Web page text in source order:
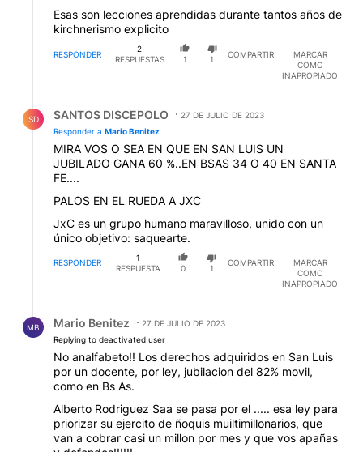
Esas son lecciones aprendidas durante tantos años de
kirchnerismo explicito
RESPONDER
2
RESPUESTAS
1 1
COMPARTIR
MARCAR
COMO
INAPROPIADO
SD SANTOS DISCEPOLO
27 DE JULIO DE 2023
Responder a Mario Benitez
MIRA VOS O SEA EN QUE EN SAN LUIS UN
JUBILADO GANA 60 %..EN BSAS 34 O 40 EN SANTA
FE....
PALOS EN EL RUEDA A JXC
JxC es un grupo humano maravilloso, unido con un
único objetivo: saquearte.
RESPONDER
1
RESPUESTA
0 1
COMPARTIR
MARCAR
COMO
INAPROPIADO
MB Mario Benitez
27 DE JULIO DE 2023
Replying to deactivated user
No analfabeto!! Los derechos adquiridos en San Luis
por un docente, por ley, jubilacion del 82% movil,
como en Bs As.
Alberto Rodriguez Saa se pasa por el ..... esa ley para
priorizar su ejercito de ñoquis muiltimillonarios, que
van a cobrar casi un millon por mes y que vos apañas